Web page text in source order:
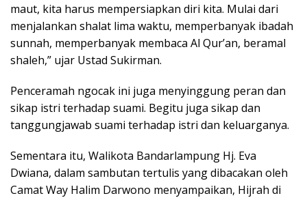
maut, kita harus mempersiapkan diri kita. Mulai dari
menjalankan shalat lima waktu, memperbanyak ibadah
sunnah, memperbanyak membaca Al Qur’an, beramal
shaleh,” ujar Ustad Sukirman.
Penceramah ngocak ini juga menyinggung peran dan
sikap istri terhadap suami. Begitu juga sikap dan
tanggungjawab suami terhadap istri dan keluarganya.
Sementara itu, Walikota Bandarlampung Hj. Eva
Dwiana, dalam sambutan tertulis yang dibacakan oleh
Camat Way Halim Darwono menyampaikan, Hijrah di